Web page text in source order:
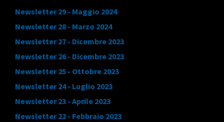
Newsletter 29 - Maggio 2024
Newsletter 28 - Marzo 2024
Newsletter 27 - Dicembre 2023
Newsletter 26 - Dicembre 2023
Newsletter 25 - Ottobre 2023
Newsletter 24 - Luglio 2023
Newsletter 23 - Aprile 2023
Newsletter 22 - Febbraio 2023